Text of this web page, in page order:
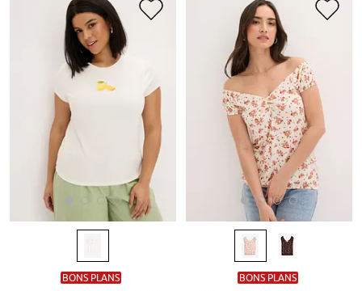
BONS PLANS BONS PLANS